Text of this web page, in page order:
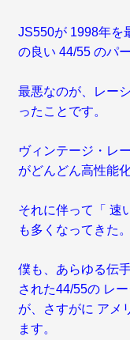
JS550が 1998年を
の良い 44/55 のパ
最悪なのが、レー
ったことです。
ヴィンテージ・レ
がどんどん高性能
それに伴って「 速
も多くなってきた。
僕も、あらゆる伝
された44/55の レ
が、さすがに アメ
ます。